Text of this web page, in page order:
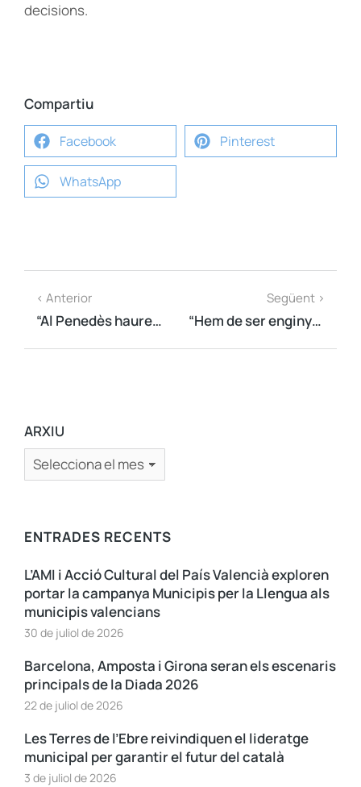
decisions.
Compartiu
Facebook Pinterest
WhatsApp
< Anterior
“Al Penedès haurem de prendre mesures per ajudar el sector de la vinya, la DO Cava ja n’està prenent i esperem que siguin el màxim d’afortunades per a tothom”
Següent >
“Hem de ser enginyosos i pensar la manera, juntament amb les empreses, de trobar alguna sortida perquè si no moltes no aguantaran”
ARXIU
ENTRADES RECENTS
L’AMI i Acció Cultural del País Valencià exploren
portar la campanya Municipis per la Llengua als
municipis valencians
30 de juliol de 2026
Barcelona, Amposta i Girona seran els escenaris
principals de la Diada 2026
22 de juliol de 2026
Les Terres de l’Ebre reivindiquen el lideratge
municipal per garantir el futur del català
3 de juliol de 2026